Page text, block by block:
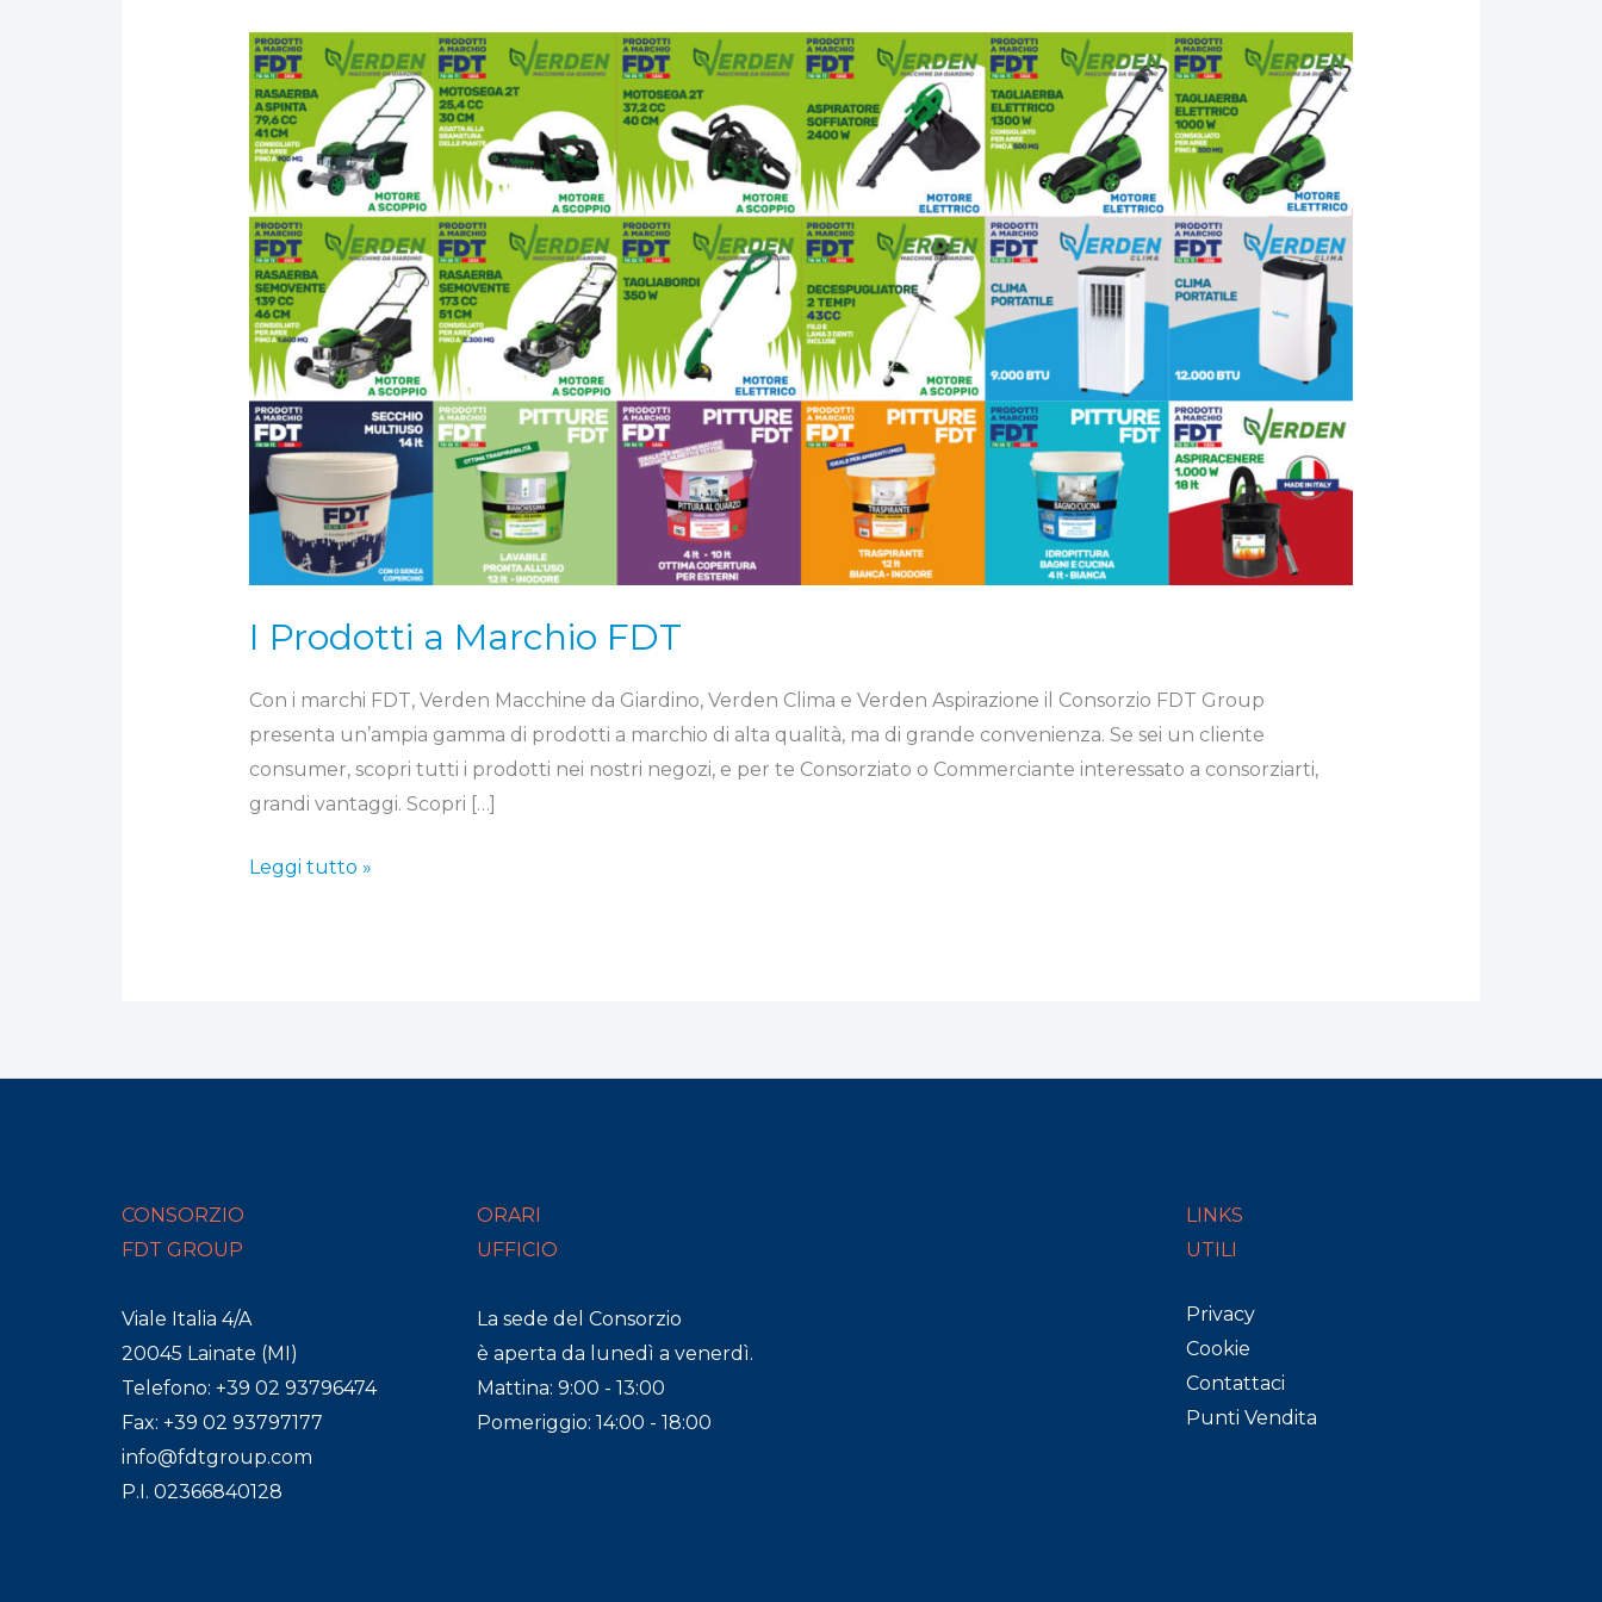
I Prodotti a Marchio FDT
Con i marchi FDT, Verden Macchine da Giardino, Verden Clima e Verden Aspirazione il Consorzio FDT Group
presenta un’ampia gamma di prodotti a marchio di alta qualità, ma di grande convenienza. Se sei un cliente
consumer, scopri tutti i prodotti nei nostri negozi, e per te Consorziato o Commerciante interessato a consorziarti,
grandi vantaggi. Scopri […]
I
Prodotti
a
Marchio
FDT
Leggi tutto »
CONSORZIO
FDT GROUP
Viale Italia 4/A
20045 Lainate (MI)
Telefono: +39 02 93796474
Fax: +39 02 93797177
info@fdtgroup.com
P.I. 02366840128
ORARI
UFFICIO
La sede del Consorzio
è aperta da lunedì a venerdì.
Mattina: 9:00 - 13:00
Pomeriggio: 14:00 - 18:00
LINKS
UTILI
Privacy
Cookie
Contattaci
Punti Vendita